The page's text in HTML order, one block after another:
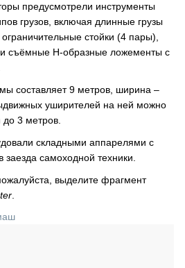
предусмотрели инструменты
грузов, включая длинные грузы
стойки (4 пары),
съёмные H-образные ложементы с
составляет 9 метров, ширина –
уширителей на ней можно
3 метров.
складными аппарелями с
заезда самоходной техники.
выделите фрагмент